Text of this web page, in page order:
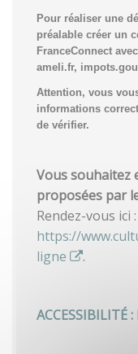
Pour réaliser une
préalable créer un
FranceConnect
ameli.fr,
Attention, vous
informations
de vérifier.
Vous souhaitez
proposées par
Rendez-vous ici :
https://
ligne
.
ACCESSIBILITÉ